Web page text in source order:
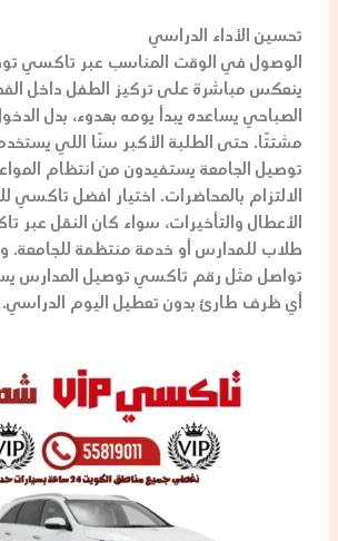
تحسين الأداء الدراسي
الوصول في الوقت المناسب عبر تاكسي
ينعكس مباشرة على تركيز الطفل داخل
الصباحي يساعده يبدأ يومه بهدوء، بدل
مشتتًا. حتى الطلبة الأكبر سنًا اللي
توصيل الجامعةيستفيدون من انتظام
الالتزام بالمحاضرات. اختيار افضل تاكسي
الأعطال والتأخيرات، سواء كان النقل عبر
طلاب للمدارس أو خدمة منتظمة للجامعة.
تواصل مثل رقم تاكسي توصيل المدارس
أي ظرف طارئ بدون تعطيل اليوم الدراسي.